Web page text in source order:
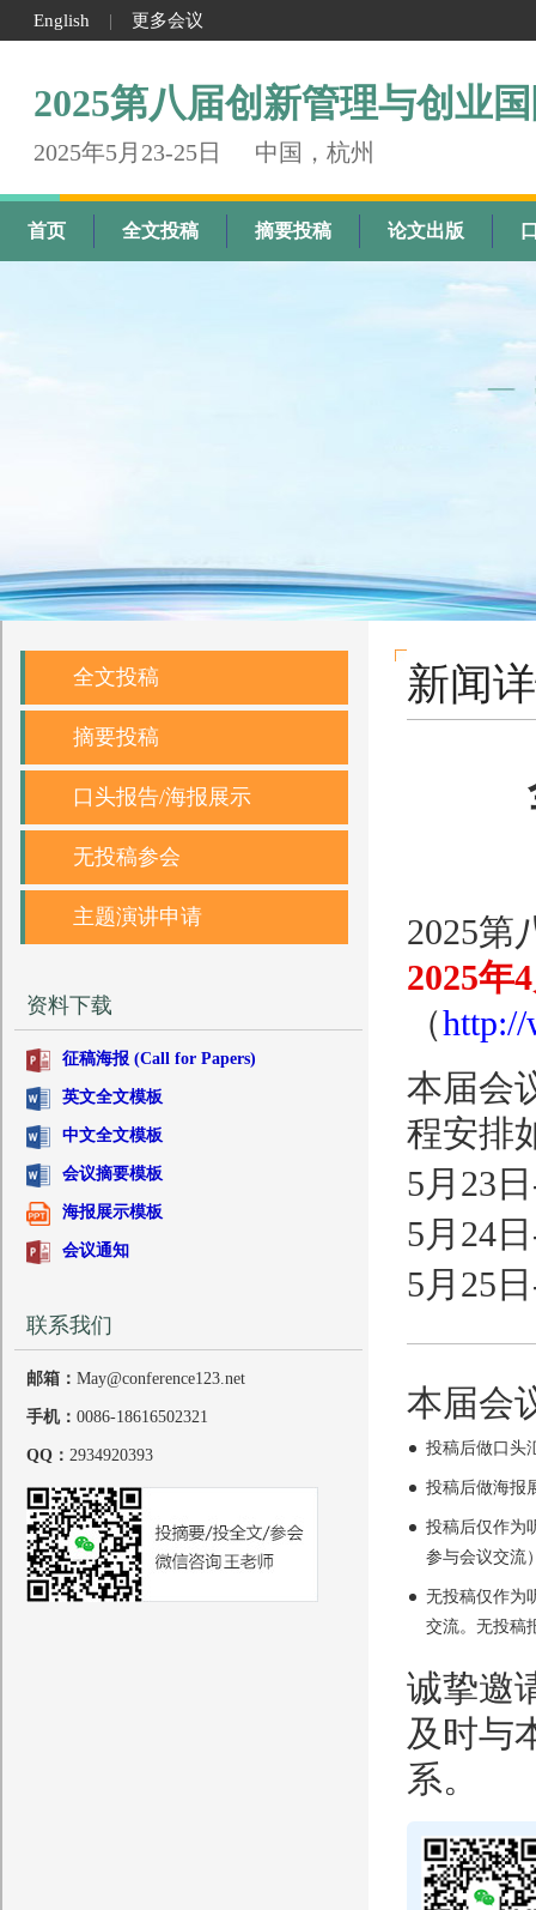
English 更多会议
2025第八届创新管理与创业
2025年5月23-25日 中国，杭州
首页 全文投稿 摘要投稿 论文出版
全文投稿
摘要投稿
口头报告/海报展示
无投稿参会
主题演讲申请
资料下载
征稿海报 (Call for Papers)
英文全文模板
中文全文模板
会议摘要模板
海报展示模板
会议通知
联系我们
邮箱： May@conference123.net
手机： 0086-18616502321
QQ： 2934920393
新闻
2025第
2025年
（http://
本届会
程安排
5月23
5月24
5月25
本届会
投稿后做口头
投稿后做海报
投稿后仅作为
参与会议交流
无投稿仅作为
交流。无投稿
诚挚邀
及时与
系。